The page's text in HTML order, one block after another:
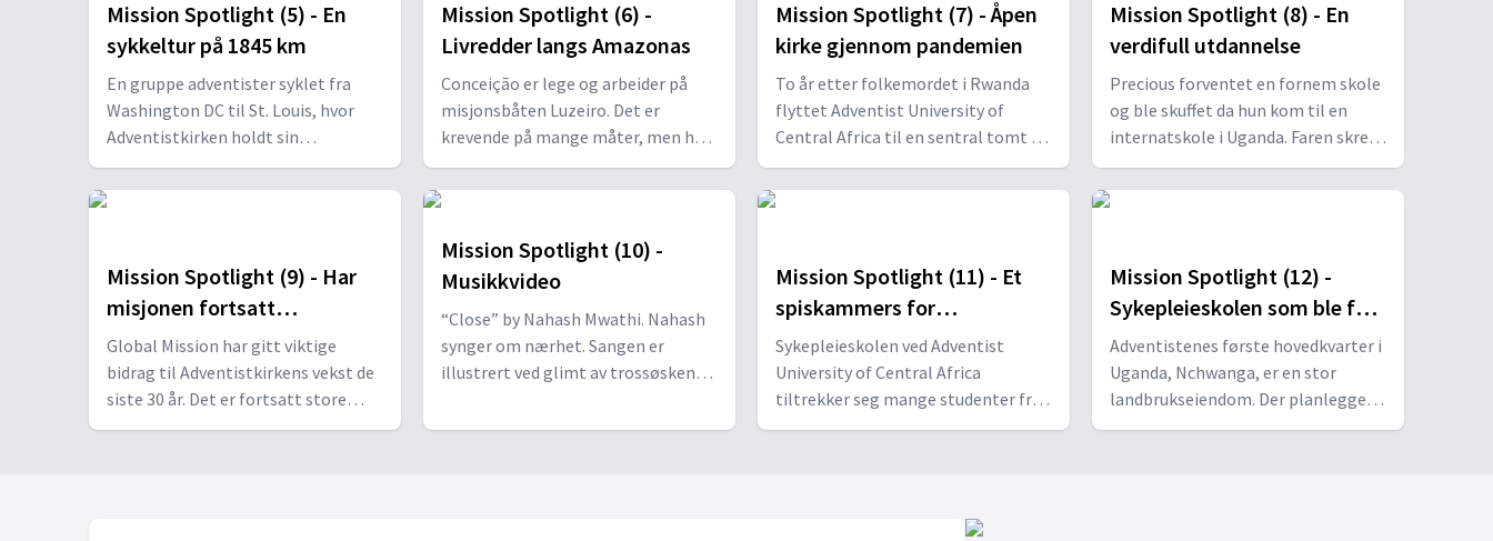
bibelvers.
Mission Spotlight (5) - En
sykkeltur på 1845 km
En gruppe adventister syklet fra
Washington DC til St. Louis, hvor
Adventistkirken holdt sin
Generalkonferanse i 2022. De ønsket
å hedre litteraturevangelisten som
Mission Spotlight (6) -
Livredder langs Amazonas
Conceição er lege og arbeider på
misjonsbåten Luzeiro. Det er
krevende på mange måter, men hun
opplever at hun får mer igjen enn
det hun gir.
Mission Spotlight (7) - Åpen
kirke gjennom pandemien
To år etter folkemordet i Rwanda
flyttet Adventist University of
Central Africa til en sentral tomt i
hovedstaden Kigali. Støtte fra 13.
Sabbatsoffer muliggjorde en stor
Mission Spotlight (8) - En
verdifull utdannelse
Precious forventet en fornem skole
og ble skuffet da hun kom til en
internatskole i Uganda. Faren skrev
henne likevel inn, fordi
undervisningens kvalitet var
skolen.
Mission Spotlight (9) - Har
misjonen fortsatt
utfordringer?
Global Mission har gitt viktige
bidrag til Adventistkirkens vekst de
siste 30 år. Det er fortsatt store
deler av grupper i verden som i vår
Mission Spotlight (10) -
Musikkvideo
“Close” by Nahash Mwathi. Nahash
synger om nærhet. Sangen er
illustrert ved glimt av trossøsken
Mission Spotlight (11) - Et
spiskammers for
nærområdet
Sykepleieskolen ved Adventist
University of Central Africa
tiltrekker seg mange studenter fra
både inn- og utland. Derfor trenger
Mission Spotlight (12) -
Sykepleieskolen som ble for
populær
Adventistenes første hovedkvarter i
Uganda, Nchwanga, er en stor
landbrukseiendom. Der planlegges
nå et nytt adventistsenter for